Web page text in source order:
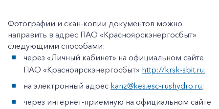
Фотографии и скан-копии документов можно
направить в адрес ПАО «Красноярскэнергосбыт»
следующими способами:
через «Личный кабинет» на официальном сайте
ПАО «Красноярскэнергосбыт» http://krsk-sbit.ru;
на электронный адрес kanz@kes.esc-rushydro.ru;
через интернет-приемную на официальном сайте